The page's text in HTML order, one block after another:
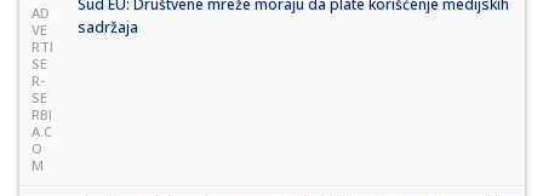
AD
VE
RTI
SE
R-
SE
RBI
A.C
O
M
sadržaja